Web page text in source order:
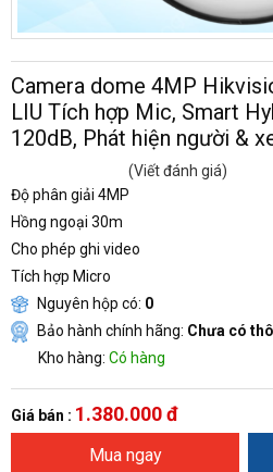
Camera dome 4MP
LIU Tích hợp Mic, Smart
120dB, Phát hiện người &
(Viết đánh giá)
Độ phân giải 4MP
Hồng ngoại 30m
Cho phép ghi video
Tích hợp Micro
Nguyên hộp có: 0
Bảo hành chính hãng: Chưa có
Kho hàng: Có hàng
Giá bán : 1.380.000 đ
Mua ngay